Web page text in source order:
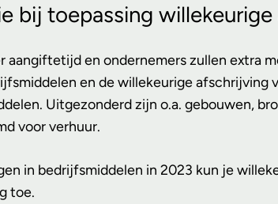
bij toepassing
aangiftetijd en ondernemers zullen extra
en de willekeurige afschrijving
Uitgezonderd zijn o.a. gebouwen,
voor verhuur.
in bedrijfsmiddelen in 2023 kun je
toe.